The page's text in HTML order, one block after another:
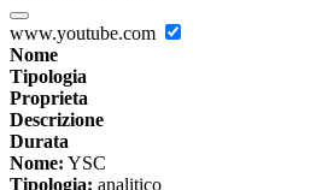
www.youtube.com
Nome
Tipologia
Proprieta
Descrizione
Durata
Nome: YSC
Tipologia: analitico